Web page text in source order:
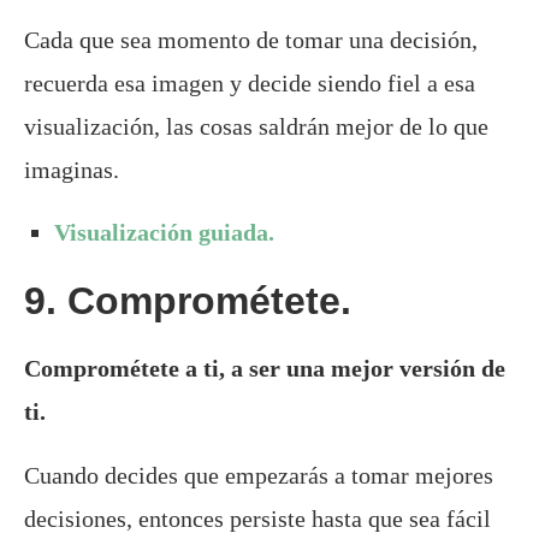
Cada que sea momento de tomar una decisión,
recuerda esa imagen y decide siendo fiel a esa
visualización, las cosas saldrán mejor de lo que
imaginas.
Visualización guiada.
9. Comprométete.
Comprométete a ti, a ser una mejor versión de
ti.
Cuando decides que empezarás a tomar mejores
decisiones, entonces persiste hasta que sea fácil